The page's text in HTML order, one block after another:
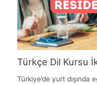
Türkçe Dil Kursu
Türkiye’de yurt